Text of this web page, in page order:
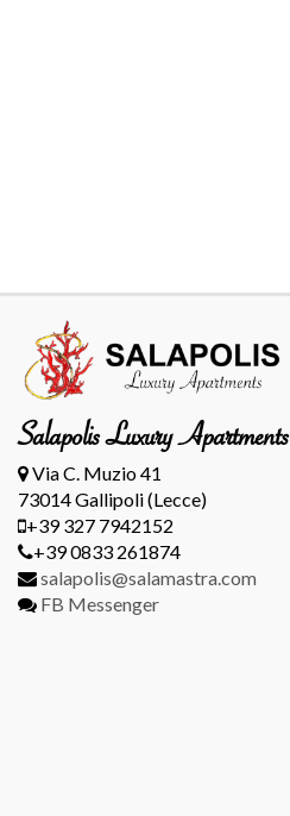
Salapolis Luxury Apartments
Via C. Muzio 41
73014 Gallipoli (Lecce)
+39 327 7942152
+39 0833 261874
salapolis@salamastra.com
FB Messenger